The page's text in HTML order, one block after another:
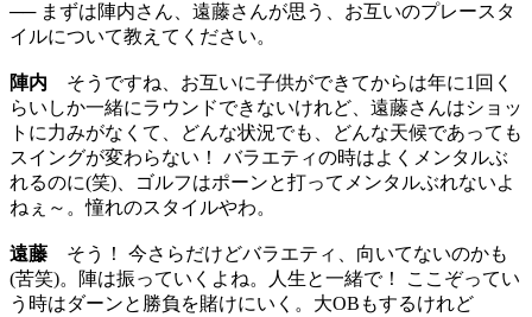
── まずは陣内さん、遠藤さんが思う、お互いのプレースタ
イルについて教えてください。
陣内 そうですね、お互いに子供ができてからは年に1回く
らいしか一緒にラウンドできないけれど、遠藤さんはショッ
トに力みがなくて、どんな状況でも、どんな天候であっても
スイングが変わらない！ バラエティの時はよくメンタルぶ
れるのに(笑)、ゴルフはポーンと打ってメンタルぶれないよ
ねぇ～。憧れのスタイルやわ。
遠藤 そう！ 今さらだけどバラエティ、向いてないのかも
(苦笑)。陣は振っていくよね。人生と一緒で！ ここぞってい
う時はダーンと勝負を賭けにいく。大OBもするけれど